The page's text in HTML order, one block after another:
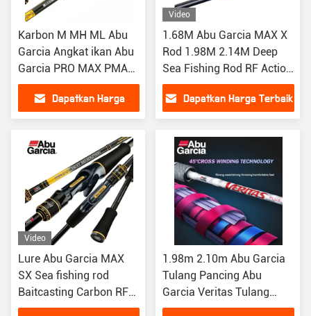
Karbon M MH ML Abu
Garcia Angkat ikan Abu
Garcia PRO MAX PMAX
Baitcasting Angkat ikan
Dapatkan Harga
Video
1.68M Abu Garcia MAX X
Rod 1.98M 2.14M Deep
Sea Fishing Rod RF Action
Fishing Rods
Dapatkan Harga Terbaik
Video
Lure Abu Garcia MAX
SX Sea fishing rod
Baitcasting Carbon RF/F
Aksi
1.98m 2.10m Abu Garcia
Tulang Pancing Abu
Garcia Veritas Tulang
Carbon Spinning Tulang